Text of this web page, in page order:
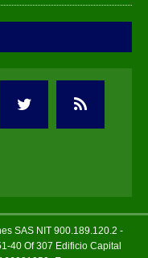
SAS NIT 900.189.120.2 -
40 Of 307 Edificio Capital